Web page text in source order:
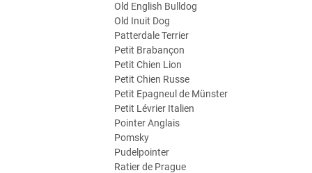
Old English Bulldog
Old Inuit Dog
Patterdale Terrier
Petit Brabançon
Petit Chien Lion
Petit Chien Russe
Petit Epagneul de Münster
Petit Lévrier Italien
Pointer Anglais
Pomsky
Pudelpointer
Ratier de Prague